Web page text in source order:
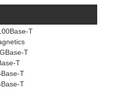
T
T
T
T
T